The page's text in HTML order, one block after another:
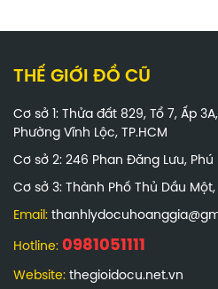
THẾ GIỚI ĐỒ CŨ
Cơ sở 1: Thửa đất 829, Tổ 7, Ấp
Phường Vĩnh Lộc, TP.HCM
Cơ sở 2: 246 Phan Đăng Lưu, Phú
Cơ sở 3: Thành Phố Thủ Dầu
Email:
Hotline: 0981051111
Website: thegioidocu.net.vn